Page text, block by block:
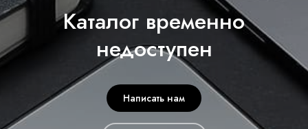
Каталог временно
недоступен
Написать нам